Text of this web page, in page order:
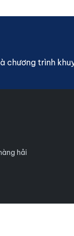
chương trình
hải